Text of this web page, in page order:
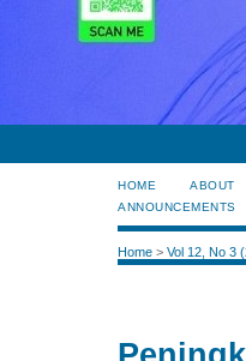
HOME ABOUT
ANNOUNCEMENTS
Home > Vol 12, No 3